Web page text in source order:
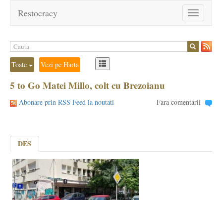
Toggle
navigation
Restocracy
Toate Vezi pe Harta
5 to Go Matei Millo, colt cu Brezoianu
Abonare prin RSS Feed la noutati Fara comentarii
DES